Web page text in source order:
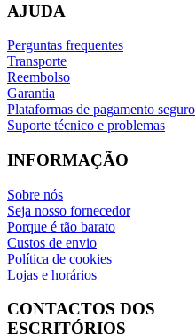
AJUDA
Perguntas frequentes
Transporte
Reembolso
Garantia
Plataformas de pagamento seguro
Suporte técnico e problemas
INFORMAÇÃO
Sobre nós
Seja nosso fornecedor
Porque é tão barato
Custos de envio
Política de cookies
Lojas e horários
CONTACTOS DOS
ESCRITÓRIOS